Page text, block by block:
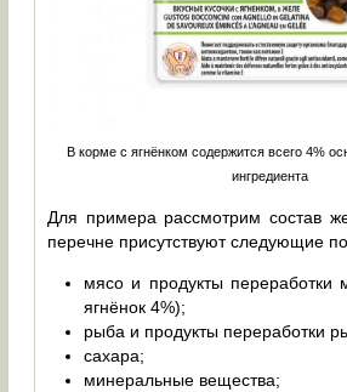
В корме с ягнёнком содержится всего 4%
ингредиента
Для примера рассмотрим состав
перечне присутствуют следующие
мясо и продукты переработки
ягнёнок 4%);
рыба и продукты переработки
сахара;
минеральные вещества;